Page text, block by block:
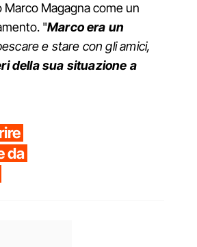
Magagna come un
"Marco era un
e stare con gli amici,
della sua situazione a
da